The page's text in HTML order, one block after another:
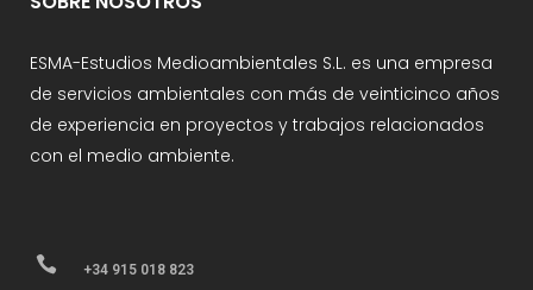
ESMA-Estudios Medioambientales S.L. es una empresa
de servicios ambientales con más de veinticinco años
de experiencia en proyectos y trabajos relacionados
con el medio ambiente.
+34 915 018 823